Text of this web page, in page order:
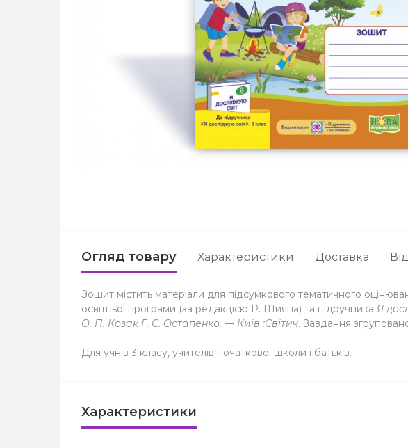
Огляд товару Характеристики Доставка
Зошит містить матеріали для підсумкового тематичного
освітньої програми (за редакцією Р. Шияна) та підручника Я
О. П. Козак Г. С. Остапенко. — Київ :Світич. Завдання
Для учнів 3 класу, учителів початкової школи і батьків.
Характеристики